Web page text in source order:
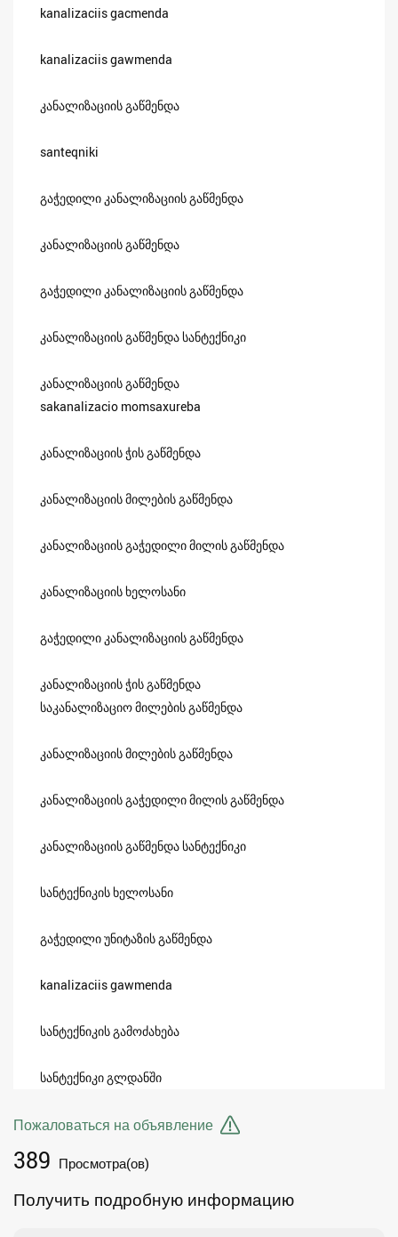
kanalizaciis gacmenda
kanalizaciis gawmenda
კანალიზაციის გაწმენდა
santeqniki
გაჭედილი კანალიზაციის გაწმენდა
კანალიზაციის გაწმენდა
გაჭედილი კანალიზაციის გაწმენდა
კანალიზაციის გაწმენდა სანტექნიკი
კანალიზაციის გაწმენდა
sakanalizacio momsaxureba
კანალიზაციის ჭის გაწმენდა
კანალიზაციის მილების გაწმენდა
კანალიზაციის გაჭედილი მილის გაწმენდა
კანალიზაციის ხელოსანი
გაჭედილი კანალიზაციის გაწმენდა
კანალიზაციის ჭის გაწმენდა
საკანალიზაციო მილების გაწმენდა
კანალიზაციის მილების გაწმენდა
კანალიზაციის გაჭედილი მილის გაწმენდა
კანალიზაციის გაწმენდა სანტექნიკი
სანტექნიკის ხელოსანი
გაჭედილი უნიტაზის გაწმენდა
kanalizaciis gawmenda
სანტექნიკის გამოძახება
სანტექნიკი გლდანში
Пожаловаться на объявление
389 Просмотра(ов)
Получить подробную информацию